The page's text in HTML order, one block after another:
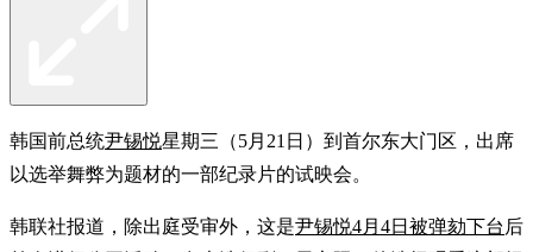
韩国前总统尹锡悦星期三（5月21日）到首尔东大门区，出席
以选举舞弊为题材的一部纪录片的试映会。
韩联社报道，除出庭受审外，这是尹锡悦4月4日被弹劾下台 后